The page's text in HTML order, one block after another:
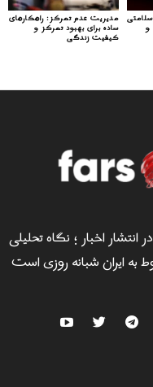
مدیریت عدم تمرکز: راهکارهای
ساده برای بهبود تمرکز و
کیفیت زندگی
و
و دقت در انتشار اخبار ؛ نگاه تحلیلی
به ایران شبانه روزی است